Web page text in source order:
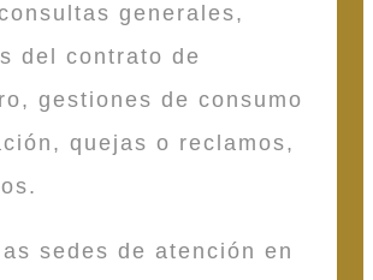
generales,
del contrato de
gestiones de consumo
quejas o reclamos,
sedes de atención en